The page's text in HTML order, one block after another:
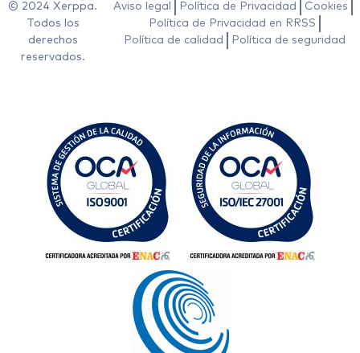
© 2024 Xerppa.
Todos los
derechos
reservados.
Aviso legal Política de Privacidad
Cookies
Política de Privacidad en RRSS
Política de calidad
Política de seguridad